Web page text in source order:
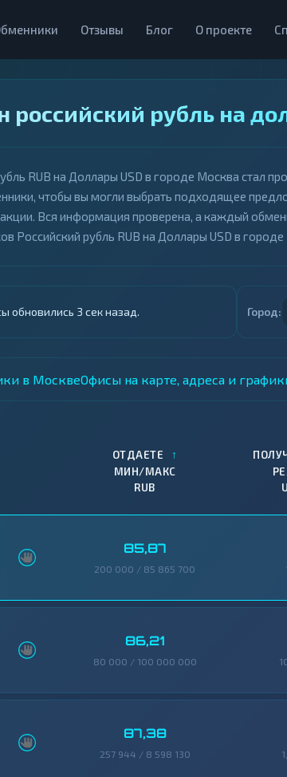
Отзывы Блог О проекте
российский рубль на
RUB на Доллары USD в городе Москва стал
чтобы вы могли выбрать подходящее
Вся информация проверена, а каждый
Российский рубль RUB на Доллары USD в
обновились 4 сек назад. Город:
в МосквеОфисы на карте, адреса и
ОТДАЕТЕ ↑
МИН/МАКС
RUB
85,87
200 000 / 85 865 700
86,21
80 000 / 100 000 000
87,38
257 944 / 8 598 130